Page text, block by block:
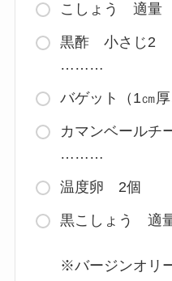
こしょう 適量
黒酢 小さじ2
………
バゲット（1㎝
カマンベールチ
………
温度卵 2個
黒こしょう 適
※バージンオリ